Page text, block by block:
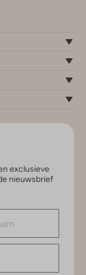
exclusieve
nieuwsbrief